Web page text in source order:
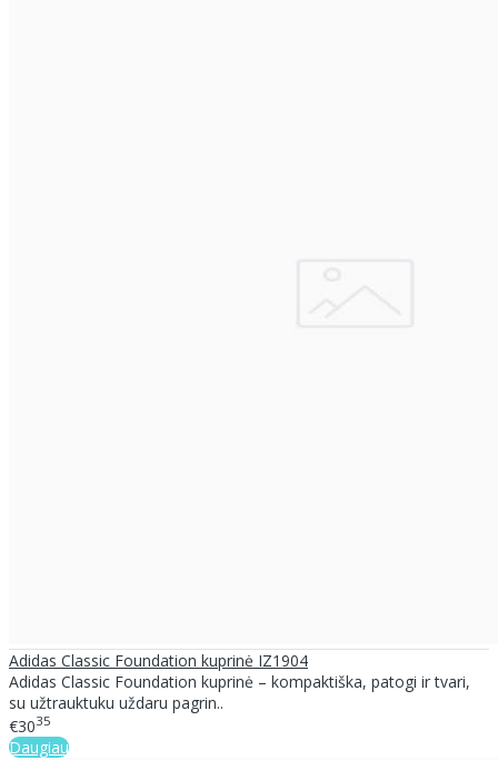
Adidas Classic Foundation kuprinė IZ1904
Adidas Classic Foundation kuprinė – kompaktiška, patogi ir tvari,
su užtrauktuku uždaru pagrin..
€3035
Daugiau